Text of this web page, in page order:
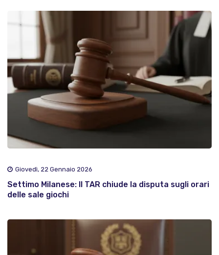
Giovedì, 22 Gennaio 2026
Settimo Milanese: Il TAR chiude la disputa sugli orari
delle sale giochi